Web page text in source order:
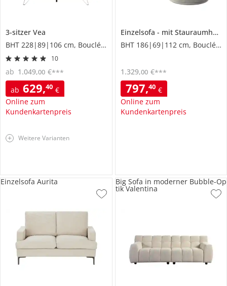
3-sitzer Vea
BHT 228|89|106 cm, Boucléstoff
10
ab 629,40 €
Online zum
Kundenkartenpreis
ab 1.049,00 €***
Weitere Varianten
Einzelsofa
mit Stauraumhocker
BHT 186|69|112 cm, Boucléstoff
797,40 €
Online zum
Kundenkartenpreis
1.329,00 €***
Einzelsofa Aurita Big Sofa in moderner Bubble-Op
tik Valentina